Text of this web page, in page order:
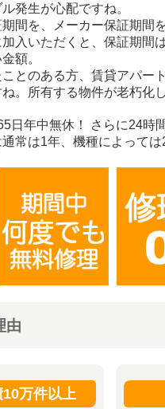
発生が心配ですね。
間を、メーカー保証期間
入いただくと、保証期間
額。
とのある方、賃貸アパー
。所有する物件が老朽化
日年中無休！ さらに24時
常は1年、機種によっては
由
10万件以上